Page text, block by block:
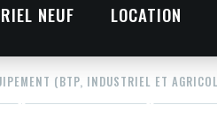
NEUF LOCATION
(BTP, INDUSTRIEL ET